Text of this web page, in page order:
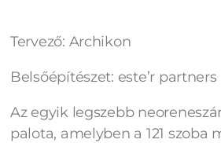
Tervező: Archikon
Belsőépítészet: este’r partners
Az egyik legszebb
palota, amelyben a 121 szoba